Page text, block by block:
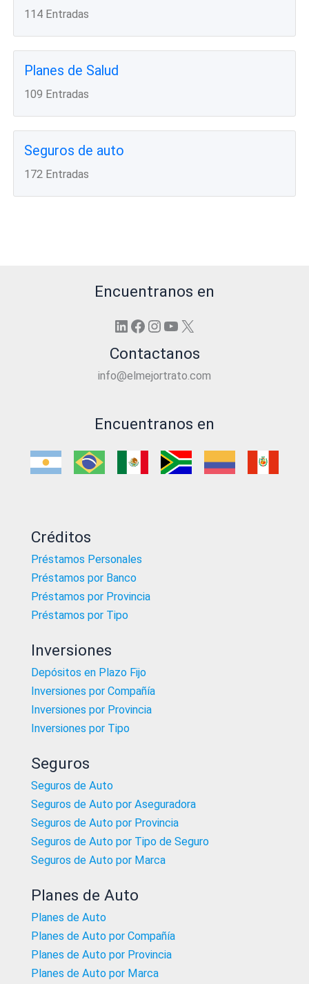
114 Entradas
Planes de Salud
109 Entradas
Seguros de auto
172 Entradas
Encuentranos en
LinkedIn
Facebook
Instagram
YouTube
X
Contactanos
info@elmejortrato.com
Encuentranos en
Créditos
Préstamos Personales
Préstamos por Banco
Préstamos por Provincia
Préstamos por Tipo
Inversiones
Depósitos en Plazo Fijo
Inversiones por Compañía
Inversiones por Provincia
Inversiones por Tipo
Seguros
Seguros de Auto
Seguros de Auto por Aseguradora
Seguros de Auto por Provincia
Seguros de Auto por Tipo de Seguro
Seguros de Auto por Marca
Planes de Auto
Planes de Auto
Planes de Auto por Compañía
Planes de Auto por Provincia
Planes de Auto por Marca